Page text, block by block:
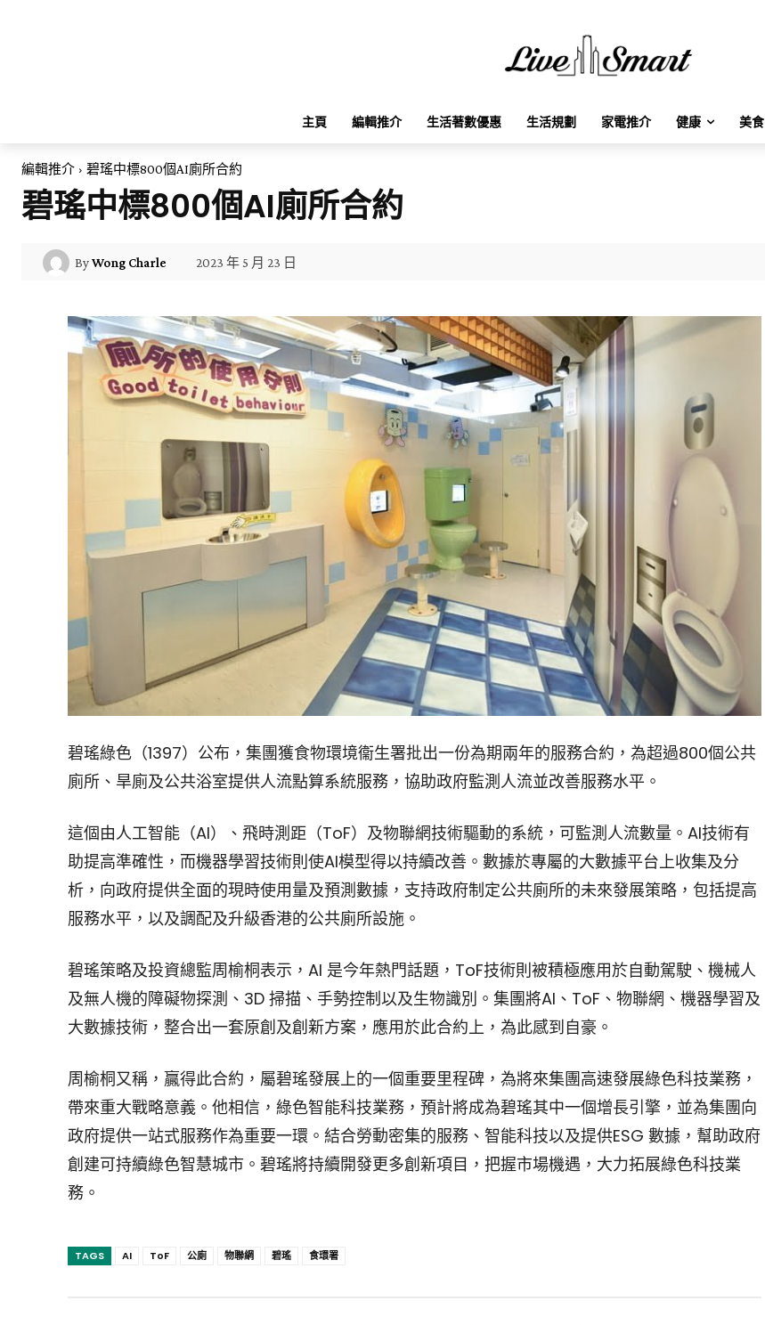
主頁 編輯推介 生活著數優惠 生活規劃 家電推介 健康 美食
編輯推介 碧瑤中標800個AI廁所合約
碧瑤中標800個AI廁所合約
ByWong Charle 2023 年 5 月 23 日
碧瑤綠色（1397）公布，集團獲食物環境衞生署批出一份為期兩年的服務合約，為超過800個公共
廁所、旱廁及公共浴室提供人流點算系統服務，協助政府監測人流並改善服務水平。
這個由人工智能（AI）、飛時測距（ToF）及物聯網技術驅動的系統，可監測人流數量。AI技術有
助提高準確性，而機器學習技術則使AI模型得以持續改善。數據於專屬的大數據平台上收集及分
析，向政府提供全面的現時使用量及預測數據，支持政府制定公共廁所的未來發展策略，包括提高
服務水平，以及調配及升級香港的公共廁所設施。
碧瑤策略及投資總監周榆桐表示，AI 是今年熱門話題，ToF技術則被積極應用於自動駕駛、機械人
及無人機的障礙物探測、3D 掃描、手勢控制以及生物識別。集團將AI、ToF、物聯網、機器學習及
大數據技術，整合出一套原創及創新方案，應用於此合約上，為此感到自豪。
周榆桐又稱，贏得此合約，屬碧瑤發展上的一個重要里程碑，為將來集團高速發展綠色科技業務，
帶來重大戰略意義。他相信，綠色智能科技業務，預計將成為碧瑤其中一個增長引擎，並為集團向
政府提供一站式服務作為重要一環。結合勞動密集的服務、智能科技以及提供ESG 數據，幫助政府
創建可持續綠色智慧城市。碧瑤將持續開發更多創新項目，把握市場機遇，大力拓展綠色科技業
務。
TAGS AI ToF 公廁 物聯網 碧瑤 食環署